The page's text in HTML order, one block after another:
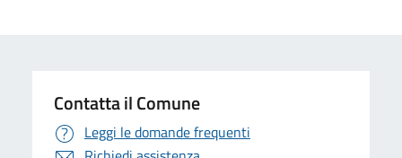
Contatta il Comune
Leggi le domande frequenti